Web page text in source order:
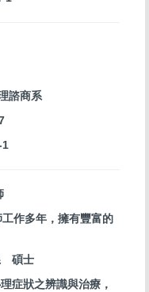
諮商系
1
作多年，擁有豐富的
碩士
狀之辨識與治療，